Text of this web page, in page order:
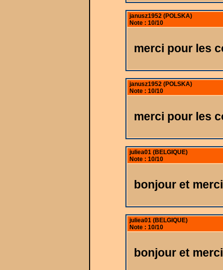
janusz1952 (POLSKA)
Note : 10/10
merci pour les
janusz1952 (POLSKA)
Note : 10/10
merci pour les
juliea01 (BELGIQUE)
Note : 10/10
bonjour et
juliea01 (BELGIQUE)
Note : 10/10
bonjour et